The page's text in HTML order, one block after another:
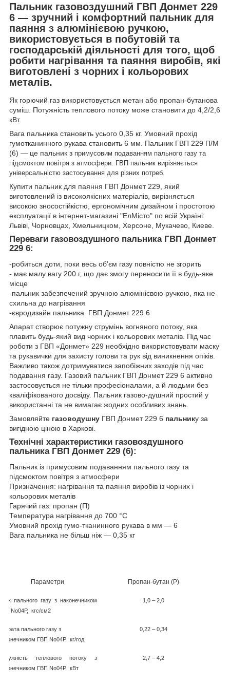
Пальник газовоздушний ГВП Донмет 229
6 — зручний і комфортний пальник для
паяння з алюмінієвою ручкою,
використовується в побутовій та
господарській діяльності для того, щоб
робити нагрівання та паяння виробів, які
виготовлені з чорних і кольорових
металів.
Як горючий газ використовується метан або пропан-бутанова
суміш. Потужність теплового потоку може становити до 4,2/2,6
кВт.
Вага пальника становить усього 0,35 кг. Умовний прохід
гумотканинного рукава становить 6 мм. Пальник ГВП 229 П/М
(6) — це пальник з примусовим подаванням пального газу та
підсмоктом повітря з атмосфери. ГВП пальник вирізняється
універсальністю застосування для різних потреб.
Купити пальник для паяння ГВП Донмет 229, який
виготовлений із високоякісних матеріалів, вирізняється
високою зносостійкістю, ергономічним дизайном і простотою
експлуатації в інтернет-магазині "ЕлМісто" по всій Україні:
Львіві, Чорновцах, Хмельницком, Херсоне, Мукачево, Киеве.
Переваги газовоздушного пальника ГВП Донмет
229 6:
-робиться доти, поки весь об'єм газу повністю не згорить
- має малу вагу 200 г, що дає змогу переносити її в будь-яке
місце
-пальник забезпечений зручною алюмінієвою ручкою, яка не
схильна до нагрівання
-євродизайн пальника ГВП Донмет 229 6
Апарат створює потужну струмінь вогняного потоку, яка
плавить будь-який вид чорних і кольорових металів. Під час
роботи з ГВП «Донмет» 229 необхідно використовувати маску
та рукавички для захисту голови та рук від виникнення опіків.
Важливо також дотримуватися запобіжних заходів під час
подавання газу. Газовий пальник ГВП Донмет 229 6 активно
застосовується не тільки професіоналами, а й людьми без
кваліфікованого досвіду. Пальник газово-душний простий у
використанні та не вимагає жодних особливих знань.
Замовляйте газоводушну ГВП Донмет 229 6 пальнику за
вигідною ціною в Харкові.
Технічні характеристики газовоздушного
пальника ГВП Донмет 229 (6):
Пальник із примусовим подаванням пального газу та
підсмоктом повітря з атмосфери
Призначення: нагрівання та паяння виробів із чорних і
кольорових металів
Гарячий газ: пропан (П)
Температура нагрівання до 700 °C
Умовний прохід гумо-тканинного рукава в мм — 6
Вага пальника не більш ніж — 0,35 кг
Параметри Пропан-бутан (Р)
пального газу з наконечником
No04Р, кгс/см2
1,0 – 2,0
пального газу з
ГВП No04Р, кг/год
0,22 – 0,34
теплового потоку з
ГВП No04Р, кВт
2,7 – 4,2